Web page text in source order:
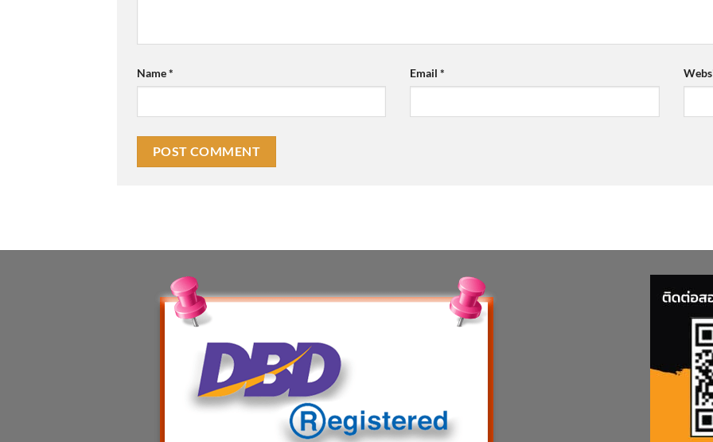
Name* Email*